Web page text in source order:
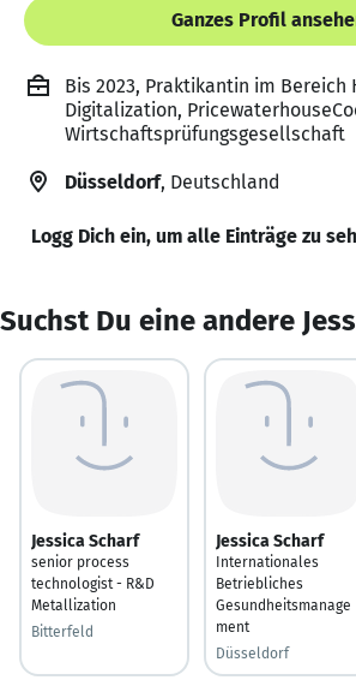
Ganzes Profil
Bis 2023, Praktikantin im Bereich
Digitalization,
Wirtschaftsprüfungsgesellschaft
Düsseldorf, Deutschland
Logg Dich ein, um alle Einträge zu
Suchst Du eine andere
Jessica Scharf
senior process
technologist - R&D
Metallization
Bitterfeld
Jessica Scharf
Internationales
Betriebliches
Gesundheitsmanage
ment
Düsseldorf